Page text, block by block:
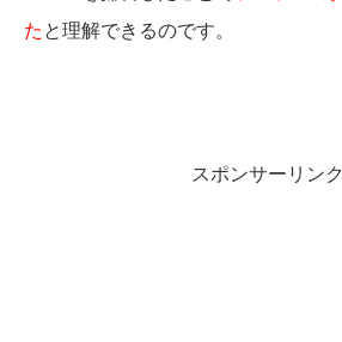
た と理解できるのです。
スポンサーリンク